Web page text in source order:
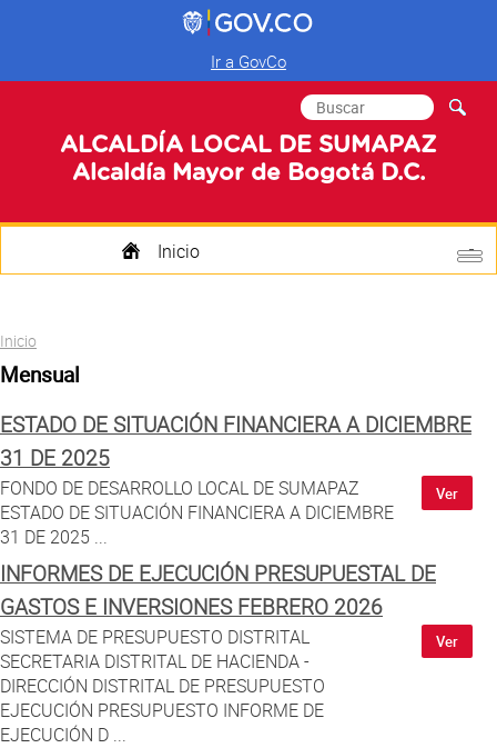
Ir a GovCo
ALCALDÍA LOCAL DE SUMAPAZ
Alcaldía Mayor de Bogotá D.C.
Formulario de
búsqueda
Buscar
Inicio
Atención al Ciudadano
Usted está aquí
Inicio
Mensual
ESTADO DE SITUACIÓN FINANCIERA A DICIEMBRE
31 DE 2025
FONDO DE DESARROLLO LOCAL DE SUMAPAZ
ESTADO DE SITUACIÓN FINANCIERA A DICIEMBRE
31 DE 2025 ...
Ver
INFORMES DE EJECUCIÓN PRESUPUESTAL DE
GASTOS E INVERSIONES FEBRERO 2026
SISTEMA DE PRESUPUESTO DISTRITAL
SECRETARIA DISTRITAL DE HACIENDA -
DIRECCIÓN DISTRITAL DE PRESUPUESTO
EJECUCIÓN PRESUPUESTO INFORME DE
EJECUCIÓN D ...
Ver